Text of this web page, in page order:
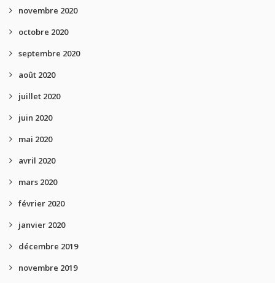
novembre 2020
octobre 2020
septembre 2020
août 2020
juillet 2020
juin 2020
mai 2020
avril 2020
mars 2020
février 2020
janvier 2020
décembre 2019
novembre 2019